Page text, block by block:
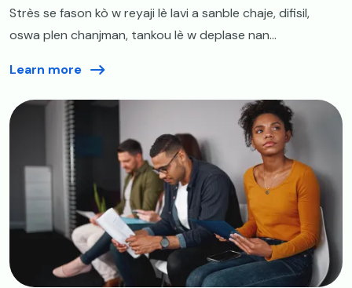
Strès se fason kò w reyaji lè lavi a sanble chaje, difisil,
oswa plen chanjman, tankou lè w deplase nan...
Learn more
Image